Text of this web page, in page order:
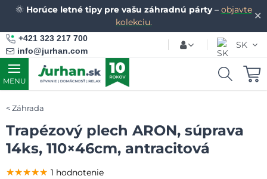
✕
🌞 Horúce letné tipy pre vašu záhradnú párty– objavte
kolekciu.
+421 323 217 700
info@jurhan.com
SK
MENU
Záhrada
Trapézový plech ARON, súprava
14ks, 110×46cm, antracitová
★★★★★
★★★★★
★★★★★ 1 hodnotenie